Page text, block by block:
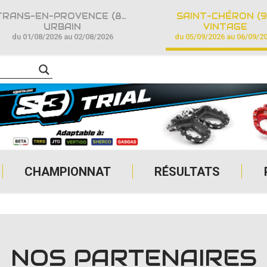
CHAMPIONNAT RÉSULTATS
TRANS-EN-PROVENCE (83)
URBAIN
du 01/08/2026 au 02/08/2026
SAINT-CHÉRON
VINTAGE
du 05/09/2026 au 06/09/
NOS PARTENAIRES